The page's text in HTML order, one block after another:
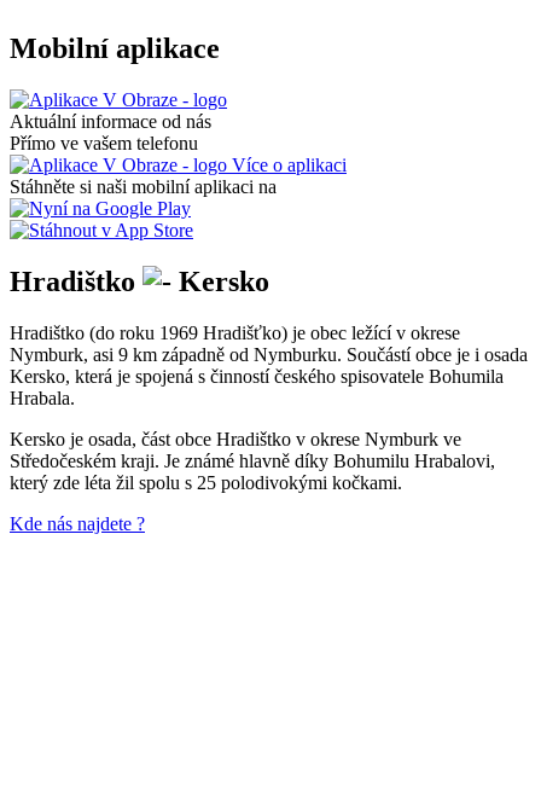
Mobilní aplikace
Aktuální informace od nás
Přímo ve vašem telefonu
Více o aplikaci
Stáhněte si naši mobilní aplikaci na
Hradištko Kersko
Hradištko (do roku 1969 Hradišťko) je obec ležící v okrese
Nymburk, asi 9 km západně od Nymburku. Součástí obce je i osada
Kersko, která je spojená s činností českého spisovatele Bohumila
Hrabala.
Kersko je osada, část obce Hradištko v okrese Nymburk ve
Středočeském kraji. Je známé hlavně díky Bohumilu Hrabalovi,
který zde léta žil spolu s 25 polodivokými kočkami.
Kde nás najdete ?